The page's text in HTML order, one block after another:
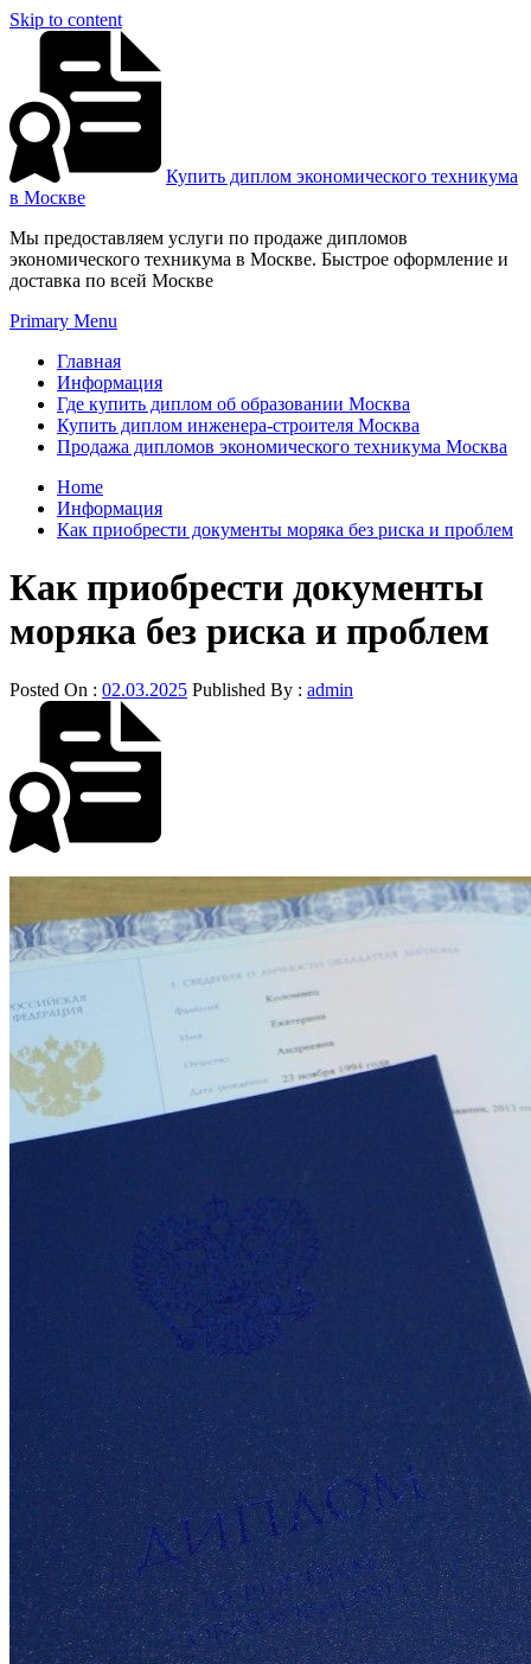
Skip to content
Купить диплом экономического техникума
в Москве
Мы предоставляем услуги по продаже дипломов
экономического техникума в Москве. Быстрое оформление и
доставка по всей Москве
Primary Menu
Главная
Информация
Где купить диплом об образовании Москва
Купить диплом инженера-строителя Москва
Продажа дипломов экономического техникума Москва
Home
Информация
Как приобрести документы моряка без риска и проблем
Как приобрести документы
моряка без риска и проблем
Posted On : 02.03.2025 Published By : admin